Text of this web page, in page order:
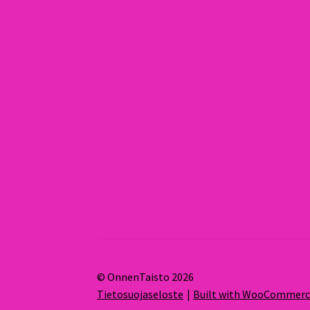
© OnnenTaisto 2026
Tietosuojaseloste
Built with